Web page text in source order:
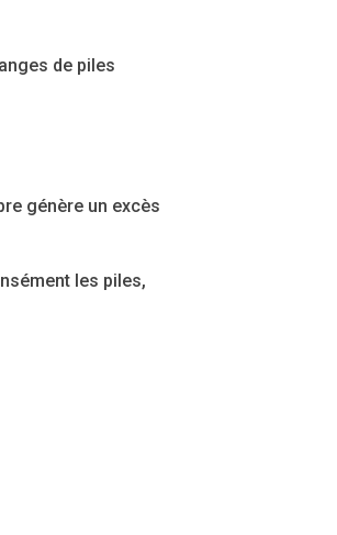
de piles
génère un excès
les piles,